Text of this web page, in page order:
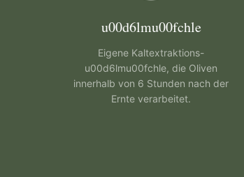
u00d6lmu00fchle
Eigene Kaltextraktions-
u00d6lmu00fchle, die Oliven
innerhalb von 6 Stunden nach der
Ernte verarbeitet.